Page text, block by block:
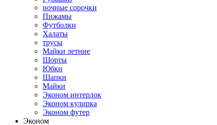
ночные сорочки
Пижамы
Футболки
Халаты
трусы
Майки летние
Шорты
Юбки
Шапки
Майки
Эконом интерлок
Эконом кулирка
Эконом футер
Эконом